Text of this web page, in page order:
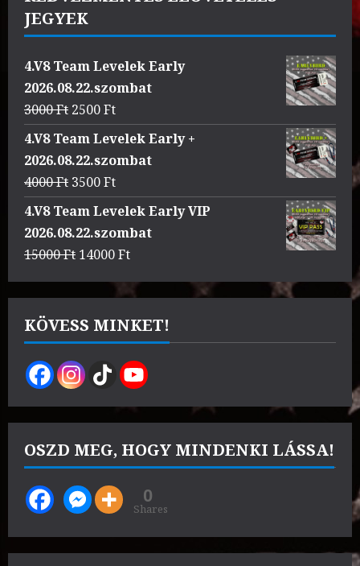
JEGYEK
4.V8 Team Levelek Early
2026.08.22.szombat
3000Ft Original
price
was:
3000 Ft.
2500FtCurrent
price
4.V8 Team Levelek Early +
2026.08.22.szombat
4000Ft Original
price
was:
4000 Ft.
3500FtCurrent
price
3500 Ft.
4.V8 Team Levelek Early VIP
2026.08.22.szombat
15000Ft Original
was:
15000 Ft.
14000FtCurrent
is:
14000 Ft.
KÖVESS MINKET!
OSZD MEG, HOGY MINDENKI LÁSSA!
0
Shares